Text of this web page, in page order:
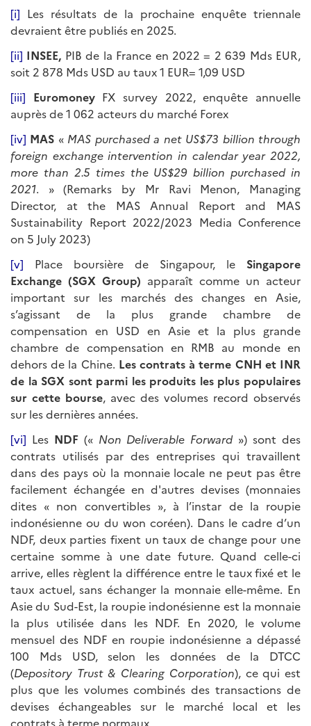
[i] Les résultats de la prochaine enquête triennale
devraient être publiés en 2025.
[ii] INSEE, PIB de la France en 2022 = 2 639 Mds EUR,
soit 2 878 Mds USD au taux 1 EUR= 1,09 USD
[iii] EuromoneyFX survey 2022, enquête annuelle
auprès de 1 062 acteurs du marché Forex
[iv] MAS « MAS purchased a net US$73 billion through
foreign exchange intervention in calendar year 2022,
more than 2.5 times the US$29 billion purchased in
2021. » (Remarks by Mr Ravi Menon, Managing
Director, at the MAS Annual Report and MAS
Sustainability Report 2022/2023 Media Conference
on 5 July 2023)
[v] Place boursière de Singapour, le Singapore
Exchange (SGX Group) apparaît comme un acteur
important sur les marchés des changes en Asie,
s’agissant de la plus grande chambre de
compensation en USD en Asie et la plus grande
chambre de compensation en RMB au monde en
dehors de la Chine. Les contrats à terme CNH et INR
de la SGX sont parmi les produits les plus populaires
sur cette bourse, avec des volumes record observés
sur les dernières années.
[vi] Les NDF(« Non Deliverable Forward») sont des
contrats utilisés par des entreprises qui travaillent
dans des pays où la monnaie locale ne peut pas être
facilement échangée en d'autres devises (monnaies
dites « non convertibles », à l’instar de la roupie
indonésienne ou du won coréen). Dans le cadre d’un
NDF, deux parties fixent un taux de change pour une
certaine somme à une date future. Quand celle-ci
arrive, elles règlent la différence entre le taux fixé et le
taux actuel, sans échanger la monnaie elle-même. En
Asie du Sud-Est, la roupie indonésienne est la monnaie
la plus utilisée dans les NDF. En 2020, le volume
mensuel des NDF en roupie indonésienne a dépassé
100 Mds USD, selon les données de la DTCC
(Depository Trust & Clearing Corporation), ce qui est
plus que les volumes combinés des transactions de
devises échangeables sur le marché local et les
contrats à terme normaux.